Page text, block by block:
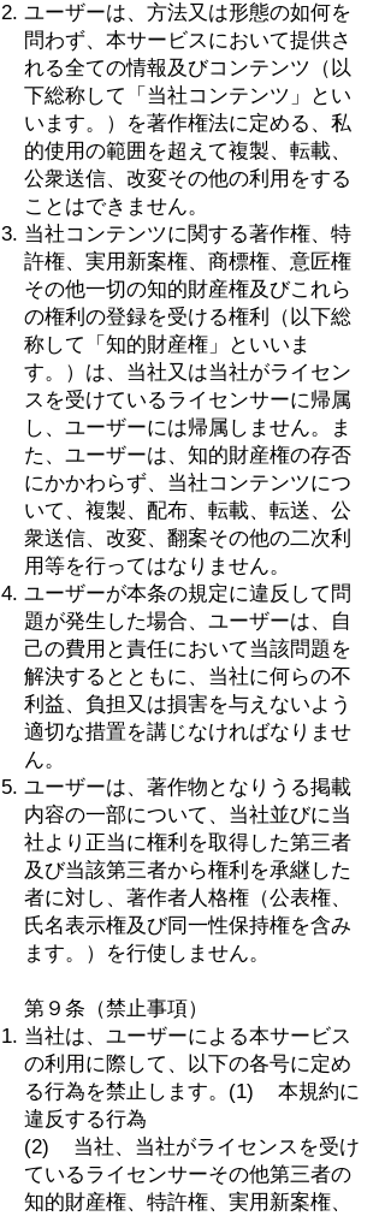
ユーザーは、方法又は形態の如何を
問わず、本サービスにおいて提供さ
れる全ての情報及びコンテンツ（以
下総称して「当社コンテンツ」とい
います。）を著作権法に定める、私
的使用の範囲を超えて複製、転載、
公衆送信、改変その他の利用をする
ことはできません。
当社コンテンツに関する著作権、特
許権、実用新案権、商標権、意匠権
その他一切の知的財産権及びこれら
の権利の登録を受ける権利（以下総
称して「知的財産権」といいま
す。）は、当社又は当社がライセン
スを受けているライセンサーに帰属
し、ユーザーには帰属しません。ま
た、ユーザーは、知的財産権の存否
にかかわらず、当社コンテンツにつ
いて、複製、配布、転載、転送、公
衆送信、改変、翻案その他の二次利
用等を行ってはなりません。
ユーザーが本条の規定に違反して問
題が発生した場合、ユーザーは、自
己の費用と責任において当該問題を
解決するとともに、当社に何らの不
利益、負担又は損害を与えないよう
適切な措置を講じなければなりませ
ん。
ユーザーは、著作物となりうる掲載
内容の一部について、当社並びに当
社より正当に権利を取得した第三者
及び当該第三者から権利を承継した
者に対し、著作者人格権（公表権、
氏名表示権及び同一性保持権を含み
ます。）を行使しません。
第９条（禁止事項）
当社は、ユーザーによる本サービス
の利用に際して、以下の各号に定め
る行為を禁止します。(1) 本規約に
違反する行為
(2) 当社、当社がライセンスを受け
ているライセンサーその他第三者の
知的財産権、特許権、実用新案権、